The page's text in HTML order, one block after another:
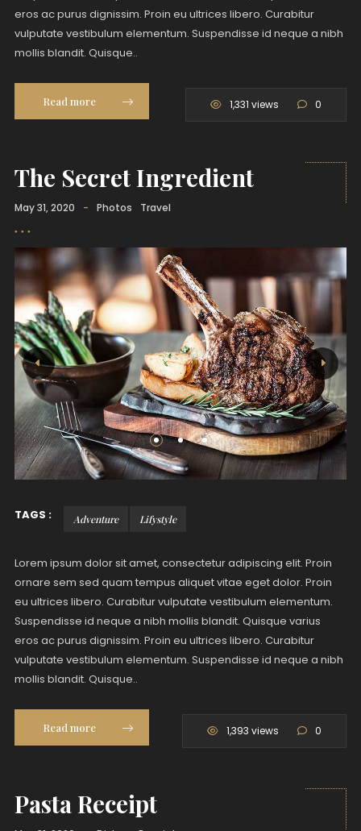
eros ac purus dignissim. Proin eu ultrices libero. Curabitur
vulputate vestibulum elementum. Suspendisse id neque a nibh
mollis blandit. Quisque..
Read more 1,331 views 0
The Secret Ingredient
May 31, 2020 - Photos Travel
TAGS : Adventure Lifystyle
Lorem ipsum dolor sit amet, consectetur adipiscing elit. Proin
ornare sem sed quam tempus aliquet vitae eget dolor. Proin
eu ultrices libero. Curabitur vulputate vestibulum elementum.
Suspendisse id neque a nibh mollis blandit. Quisque varius
eros ac purus dignissim. Proin eu ultrices libero. Curabitur
vulputate vestibulum elementum. Suspendisse id neque a nibh
mollis blandit. Quisque..
Read more 1,393 views 0
Pasta Receipt